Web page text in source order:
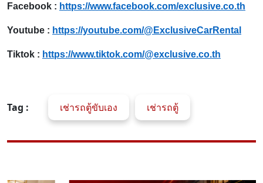
Facebook : https://www.facebook.com/exclusive.co.th
Youtube : https://youtube.com/@ExclusiveCarRental
Tiktok : https://www.tiktok.com/@exclusive.co.th
Tag : เช่ารถตู้ขับเอง เช่ารถตู้